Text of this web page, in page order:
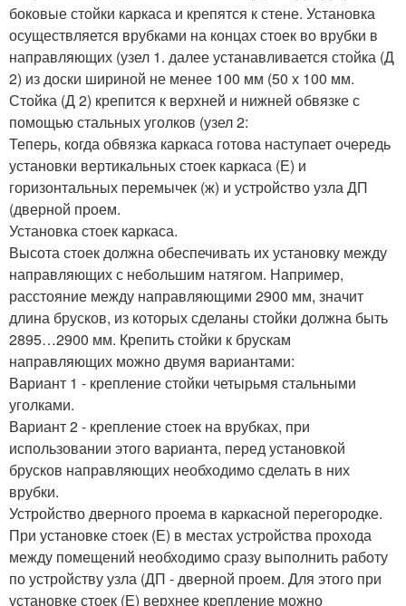
боковые стойки каркаса и крепятся к стене. Установка
осуществляется врубками на концах стоек во врубки в
направляющих (узел 1. далее устанавливается стойка (Д
2) из доски шириной не менее 100 мм (50 х 100 мм.
Стойка (Д 2) крепится к верхней и нижней обвязке с
помощью стальных уголков (узел 2:
Теперь, когда обвязка каркаса готова наступает очередь
установки вертикальных стоек каркаса (Е) и
горизонтальных перемычек (ж) и устройство узла ДП
(дверной проем.
Установка стоек каркаса.
Высота стоек должна обеспечивать их установку между
направляющих с небольшим натягом. Например,
расстояние между направляющими 2900 мм, значит
длина брусков, из которых сделаны стойки должна быть
2895…2900 мм. Крепить стойки к брускам
направляющих можно двумя вариантами:
Вариант 1 - крепление стойки четырьмя стальными
уголками.
Вариант 2 - крепление стоек на врубках, при
использовании этого варианта, перед установкой
брусков направляющих необходимо сделать в них
врубки.
Устройство дверного проема в каркасной перегородке.
При установке стоек (Е) в местах устройства прохода
между помещений необходимо сразу выполнить работу
по устройству узла (ДП - дверной проем. Для этого при
установке стоек (Е) верхнее крепление можно